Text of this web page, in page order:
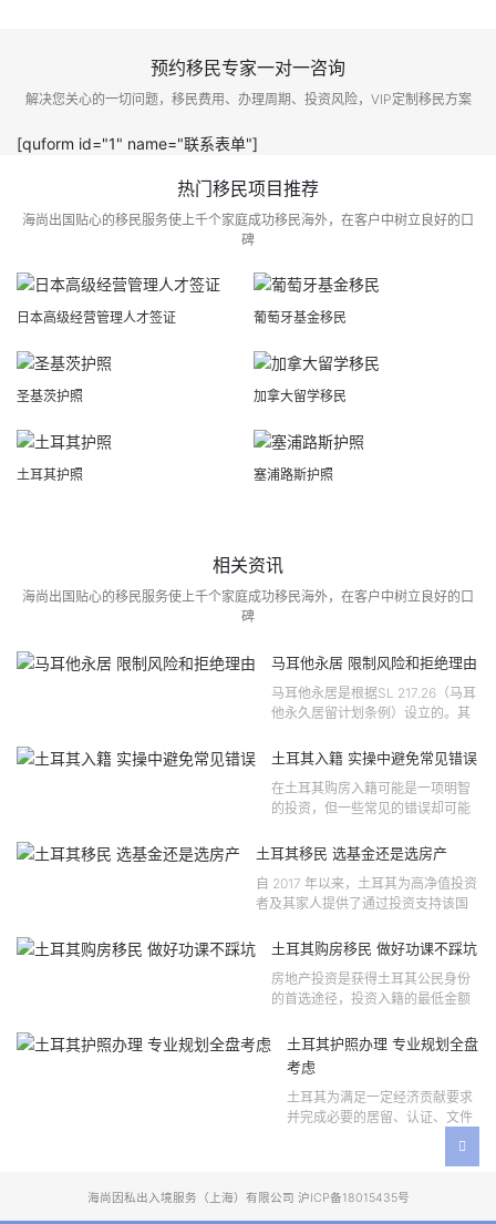
预约移民专家一对一咨询
解决您关心的一切问题，移民费用、办理周期、投资风险，VIP定制移民方案
[quform id="1" name="联系表单"]
热门移民项目推荐
海尚出国贴心的移民服务使上千个家庭成功移民海外，在客户中树立良好的口
碑
日本高级经营管理人才签证 葡萄牙基金移民
圣基茨护照 加拿大留学移民
土耳其护照 塞浦路斯护照
相关资讯
海尚出国贴心的移民服务使上千个家庭成功移民海外，在客户中树立良好的口
碑
马耳他永居 限制风险和拒绝理由
马耳他永居是根据SL 217.26（马耳
他永久居留计划条例）设立的。其
121 号法律公告，并随后根据2024
土耳其入籍 实操中避免常见错误
在土耳其购房入籍可能是一项明智
的投资，但一些常见的错误却可能
失。许多投资者轻信营销宣传或不
土耳其移民 选基金还是选房产
自 2017 年以来，土耳其为高净值投资
者及其家人提供了通过投资支持该国
会。 该计划的一大亮点在于其涵盖广
土耳其购房移民 做好功课不踩坑
房地产投资是获得土耳其公民身份
的首选途径，投资入籍的最低金额
二手房产。这一门槛自2019年调整
以来一直未变，适用于经持牌...
土耳其护照办理 专业规划全盘
考虑
土耳其为满足一定经济贡献要求
并完成必要的居留、认证、文件
海尚因私出入境服务（上海）有限公司 沪ICP备18015435号